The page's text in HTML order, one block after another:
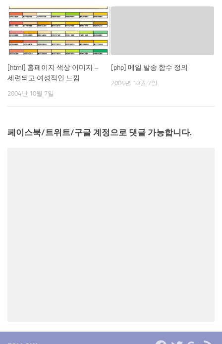
[html] 홈페이지 색상 이미지 –
세련되고 여성적인 느낌
2004년 10월 7일
[php] 메일 발송 함수 정의
2004년 10월 7일
페이스북/트위트/구글 계정으로 댓글 가능합니다.